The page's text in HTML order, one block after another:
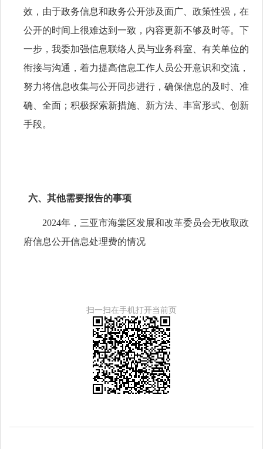
效，由于政务信息和政务公开涉及面广、政策性强，在
公开的时间上很难达到一致，内容更新不够及时等。下
一步，我委加强信息联络人员与业务科室、有关单位的
衔接与沟通，着力提高信息工作人员公开意识和交流，
努力将信息收集与公开同步进行，确保信息的及时、准
确、全面；积极探索新措施、新方法、丰富形式、创新
手段。
六、其他需要报告的事项
2024年，三亚市海棠区发展和改革委员会无收取政
府信息公开信息处理费的情况
扫一扫在手机打开当前页